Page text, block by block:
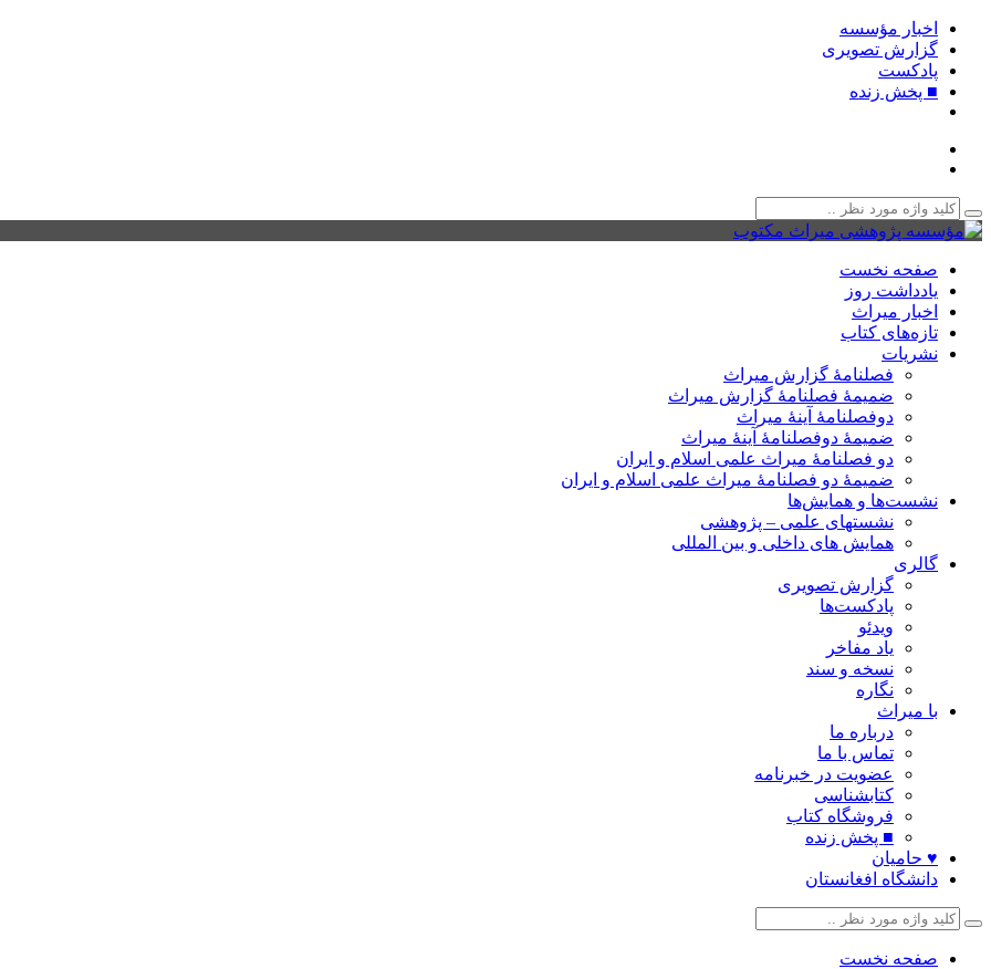
اخبار مؤسسه
گزارش تصویری
پادکست‌
■ پخش زنده
صفحه نخست
یادداشت روز
اخبار میراث
تازه‌های کتاب
نشریات
فصلنامۀ گزارش میراث
ضمیمۀ فصلنامۀ گزارش میراث
دوفصلنامۀ آینۀ میراث
ضمیمۀ دوفصلنامۀ آینۀ میراث
دو فصلنامۀ میراث علمی اسلام و ایران
ضمیمۀ دو فصلنامۀ میراث علمی اسلام و ایران
نشست‌ها و همایش‌ها
نشستهای علمی – پژوهشی
همایش های داخلی و بین المللی
گالری
گزارش تصویری
پادکست‌ها
ویدئو
یاد مفاخر
نسخه و سند
نگاره
با میراث
درباره ما
تماس با ما
عضویت در خبرنامه
کتابشناسی
فروشگاه کتاب
■ پخش زنده
♥ حامیان
دانشگاه افغانستان
صفحه نخست